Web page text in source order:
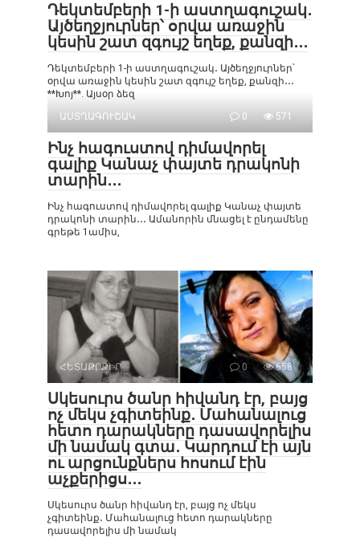
Դեկտեմբերի 1-ի աստղագուշակ․
Այծեղջյուրներ՝ օրվա առաջին
կեսին շատ զգույշ եղեք, քանզի․․․
Դեկտեմբերի 1-ի աստղագուշակ․ Այծեղջյուրներ՝
օրվա առաջին կեսին շատ զգույշ եղեք, քանզի․․․
**Խոյ**. Այսօր ձեզ
ԱՍՏՂԱԳՈՒՇԱԿ
0 571
Ինչ հագուստով դիմավորել
գալիք Կանաչ փայտե դրակոնի
տարին․․․
Ինչ հագուստով դիմավորել գալիք Կանաչ փայտե
դրակոնի տարին․․․ Ամանորին մնացել է ընդամենը
գրեթե 1ամիս,
ՀԵՏԱՔՐՔԻՐ 0 658
Սկեսուրս ծանր հիվանդ էր, բայց
ոչ մեկս չգիտեինք․ Մահանալուց
հետո դարակները դասավորելիս
մի նամակ գտա․ Կարդում էի այն
ու արցունքներս հոսում էին
աչքերիցս․․․
Սկեսուրս ծանր հիվանդ էր, բայց ոչ մեկս
չգիտեինք․ Մահանալուց հետո դարակները
դասավորելիս մի նամակ